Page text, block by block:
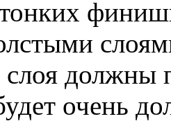
должны
очень